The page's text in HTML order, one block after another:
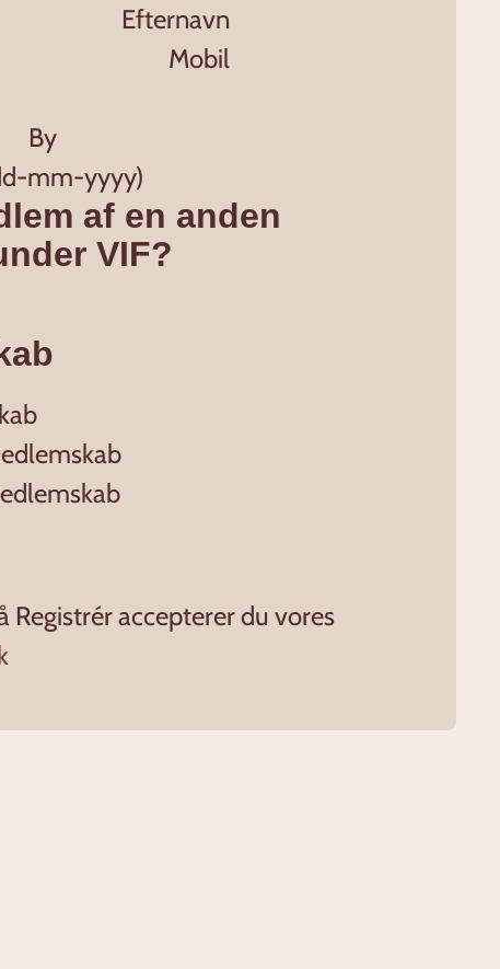
af en anden
VIF?
Registrér accepterer du vores